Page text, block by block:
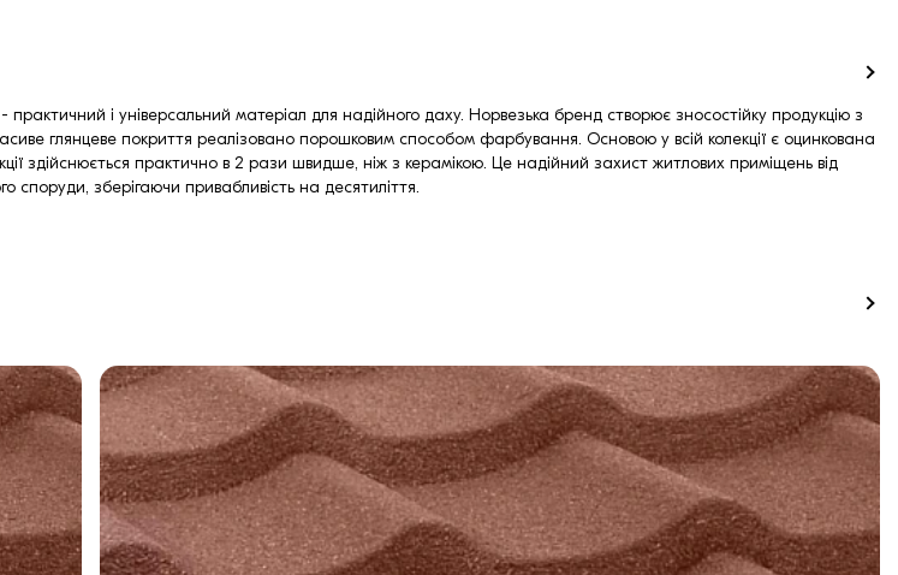
- практичний і універсальний матеріал для надійного даху. Норвезька бренд створює зносостійку продукцію з
глянцеве покриття реалізовано порошковим способом фарбування. Основою у всій колекції є оцинкована
здійснюється практично в 2 рази швидше, ніж з керамікою. Це надійний захист житлових приміщень від
споруди, зберігаючи привабливість на десятиліття.